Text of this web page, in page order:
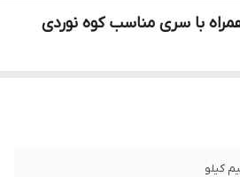
با سری مناسب کوه نوردی
کیلو